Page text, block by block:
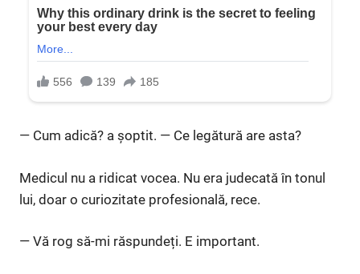
— Cum adică? a șoptit. — Ce legătură are asta?
Medicul nu a ridicat vocea. Nu era judecată în tonul
lui, doar o curiozitate profesională, rece.
— Vă rog să-mi răspundeți. E important.